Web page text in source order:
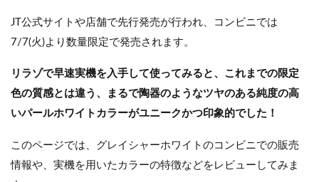
JT公式サイトや店舗で先行発売が行われ、コンビニでは
7/7(火)より数量限定で発売されます。
リラゾで早速実機を入手して使ってみると、これまでの限定
色の質感とは違う、まるで陶器のようなツヤのある純度の高
いパールホワイトカラーがユニークかつ印象的でした！
このページでは、グレイシャーホワイトのコンビニでの販売
情報や、実機を用いたカラーの特徴などをレビューしてみま